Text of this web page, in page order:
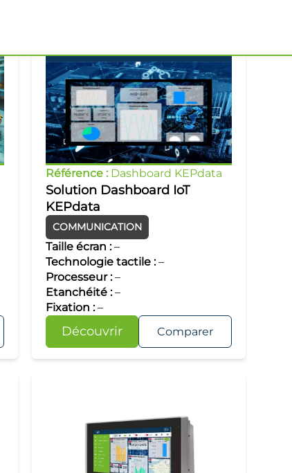
Référence :Dashboard KEPdata
Solution Dashboard IoT
KEPdata
COMMUNICATION
Taille écran :–
Technologie tactile :–
Processeur :–
Etanchéité :–
Fixation :–
Découvrir Comparer